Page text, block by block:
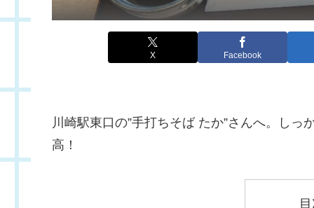
X Facebook
川崎駅東口の”手打ちそば たか”さんへ。し
高！